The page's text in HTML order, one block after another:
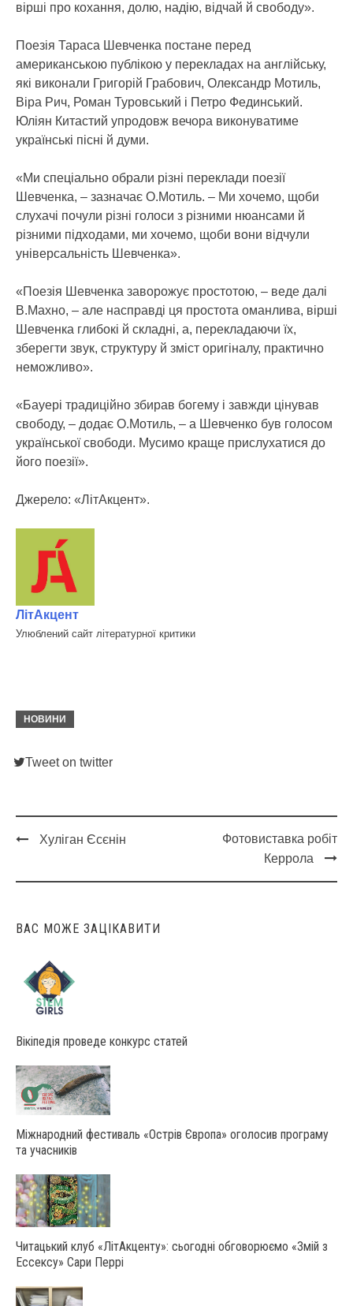
вірші про кохання, долю, надію, відчай й свободу».
Поезія Тараса Шевченка постане перед
американською публікою у перекладах на англійську,
які виконали Григорій Грабович, Олександр Мотиль,
Віра Рич, Роман Туровський і Петро Фединський.
Юліян Китастий упродовж вечора виконуватиме
українські пісні й думи.
«Ми спеціально обрали різні переклади поезії
Шевченка, – зазначає О.Мотиль. – Ми хочемо, щоби
слухачі почули різні голоси з різними нюансами й
різними підходами, ми хочемо, щоби вони відчули
універсальність Шевченка».
«Поезія Шевченка заворожує простотою, – веде далі
В.Махно, – але насправді ця простота оманлива, вірші
Шевченка глибокі й складні, а, перекладаючи їх,
зберегти звук, структуру й зміст оригіналу, практично
неможливо».
«Бауері традиційно збирав богему і завжди цінував
свободу, – додає О.Мотиль, – а Шевченко був голосом
української свободи. Мусимо краще прислухатися до
його поезії».
Джерело: «ЛітАкцент».
ЛітАкцент
Улюблений сайт літературної критики
НОВИНИ
Tweet on twitter
navigation
Хуліган Єсєнін
Фотовиставка робіт
Керрола
ВАС МОЖЕ ЗАЦІКАВИТИ
Вікіпедія проведе конкурс статей
Міжнародний фестиваль «Острів Європа» оголосив програму
та учасників
Читацький клуб «ЛітАкценту»: сьогодні обговорюємо «Змій з
Ессексу» Сари Перрі